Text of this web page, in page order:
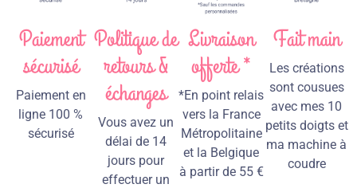
Paiement
sécurisé
Paiement en
ligne 100 %
sécurisé
Politique de
retours &
échanges
Vous avez un
délai de 14
jours pour
effectuer un
Livraison
offerte *
*En point relais
vers la France
Métropolitaine
et la Belgique
à partir de 55 €
Fait main
Les créations
sont cousues
avec mes 10
petits doigts et
ma machine à
coudre